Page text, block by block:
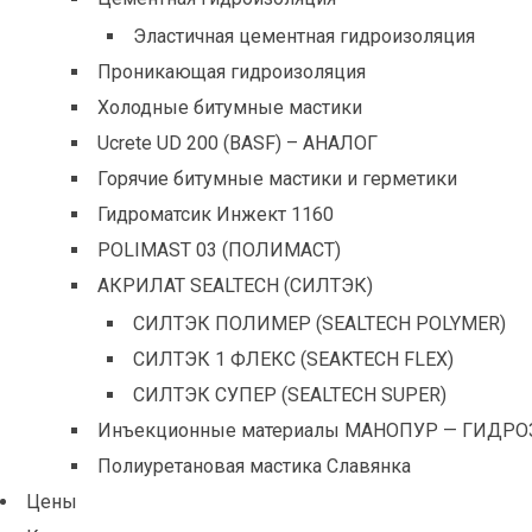
Эластичная цементная гидроизоляция
Проникающая гидроизоляция
Холодные битумные мастики
Ucrete UD 200 (BASF) – АНАЛОГ
Горячие битумные мастики и герметики
Гидроматсик Инжект 1160
POLIMAST 03 (ПОЛИМАСТ)
АКРИЛАТ SEALTECH (СИЛТЭК)
СИЛТЭК ПОЛИМЕР (SEALTECH POLYMER)
СИЛТЭК 1 ФЛЕКС (SEAKTECH FLEX)
СИЛТЭК СУПЕР (SEALTECH SUPER)
Инъекционные материалы МАНОПУР —
Полиуретановая мастика Славянка
Цены